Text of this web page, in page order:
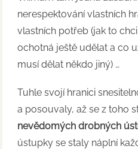
nerespektování vlastních
vlastních potřeb (jak to
ochotná ještě udělat a co
musí dělat někdo jiný) …
Tuhle svojí hranici
a posouvaly, až se z toho
nevědomých drobných
ústupky se staly náplní